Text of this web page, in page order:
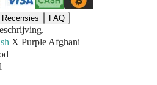
Recensies FAQ
X Purple Afghani